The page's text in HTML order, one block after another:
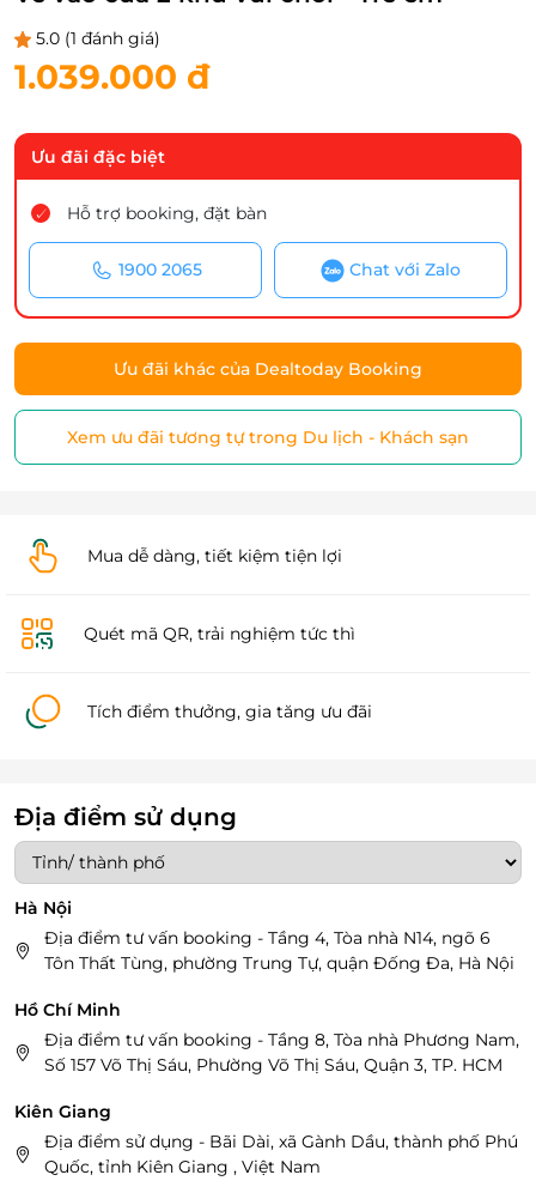
5.0 (1 đánh giá)
1.039.000 đ
Ưu đãi đặc biệt
Hỗ trợ booking, đặt bàn
1900 2065 Chat với Zalo
Ưu đãi khác của Dealtoday Booking
Xem ưu đãi tương tự trong Du lịch - Khách sạn
Mua dễ dàng, tiết kiệm tiện lợi
Quét mã QR, trải nghiệm tức thì
Tích điểm thưởng, gia tăng ưu đãi
Địa điểm sử dụng
Hà Nội
Địa điểm tư vấn booking - Tầng 4, Tòa nhà N14, ngõ 6
Tôn Thất Tùng, phường Trung Tự, quận Đống Đa, Hà Nội
Hồ Chí Minh
Địa điểm tư vấn booking - Tầng 8, Tòa nhà Phương Nam,
Số 157 Võ Thị Sáu, Phường Võ Thị Sáu, Quận 3, TP. HCM
Kiên Giang
Địa điểm sử dụng - Bãi Dài, xã Gành Dầu, thành phố Phú
Quốc, tỉnh Kiên Giang , Việt Nam